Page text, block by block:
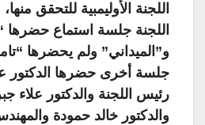
اللجنة الأوليمبية للتحقق
اللجنة جلسة استماع حضرها
و”الميداني” ولم يحضرها
جلسة أخرى حضرها الدكتور
رئيس اللجنة والدكتور علاء
والدكتور خالد حمودة